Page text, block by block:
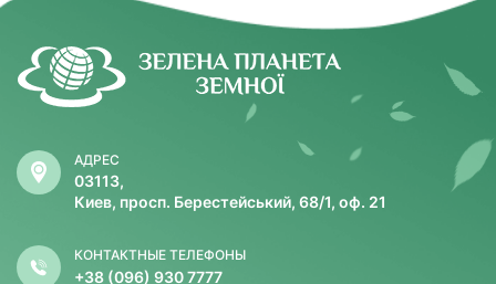
АДРЕС
03113,
Киев, просп. Берестейський, 68/1, оф. 21
КОНТАКТНЫЕ ТЕЛЕФОНЫ
+38 (096) 930 7777